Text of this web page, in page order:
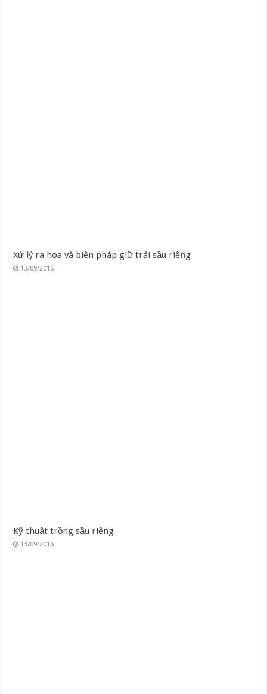
Xử lý ra hoa và biện pháp giữ trái sầu riêng
13/09/2016
Kỹ thuật trồng sầu riêng
13/09/2016